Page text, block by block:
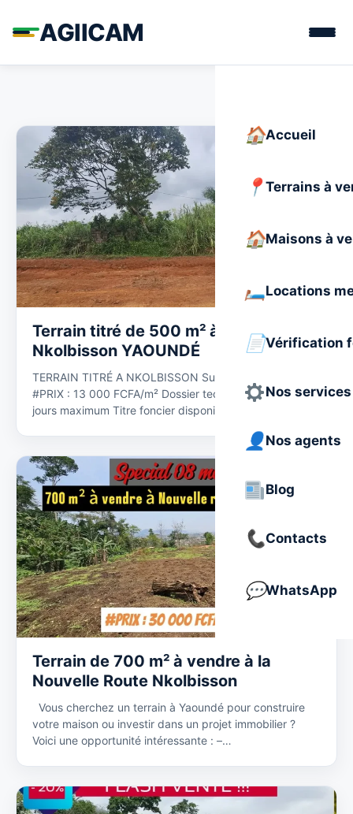
AGIICAM
Accueil
Terrains à
Maisons à
Locations
Vérification
Nos services
Nos agents
Blog
Contacts
WhatsApp
Terrain titré de 500 m² à vendre à
Nkolbisson YAOUNDÉ
TERRAIN TITRÉ A NKOLBISSON Superficie : 500 m²
#PRIX : 13 000 FCFA/m² Dossier technique livré en 14
jours maximum Titre foncier disponible Plan…
Terrain de 700 m² à vendre à la
Nouvelle Route Nkolbisson
Vous cherchez un terrain à Yaoundé pour construire
votre maison ou investir dans un projet immobilier ?
Voici une opportunité intéressante : –…